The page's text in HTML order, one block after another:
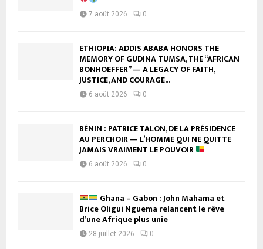
7 août 2026 0
ETHIOPIA: ADDIS ABABA HONORS THE
MEMORY OF GUDINA TUMSA, THE “AFRICAN
BONHOEFFER” — A LEGACY OF FAITH,
JUSTICE, AND COURAGE...
6 août 2026 0
BÉNIN : PATRICE TALON, DE LA PRÉSIDENCE
AU PERCHOIR — L’HOMME QUI NE QUITTE
JAMAIS VRAIMENT LE POUVOIR
6 août 2026 0
Ghana – Gabon : John Mahama et
Brice Oligui Nguema relancent le rêve
d’une Afrique plus unie
28 juillet 2026 0